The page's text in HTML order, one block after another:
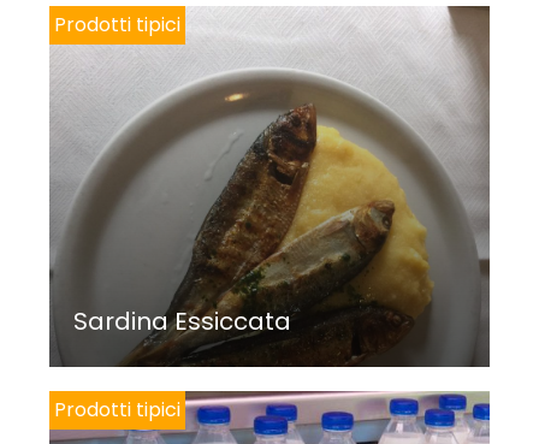
Prodotti tipici
Sardina Essiccata
Prodotti tipici